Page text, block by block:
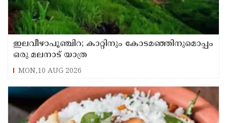
ഇലവീഴാപൂഞ്ചിറ; കാറ്റിനും കോടമഞ്ഞിനുമൊപ്പം
ഒരു മലനാട് യാത്ര
MON,10 AUG 2026